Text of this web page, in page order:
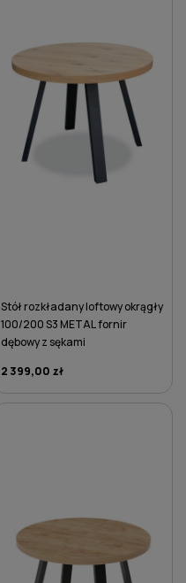
Stół rozkładany loftowy okrągły
100/200 S3 METAL fornir
dębowy z sękami
2 399,00 zł